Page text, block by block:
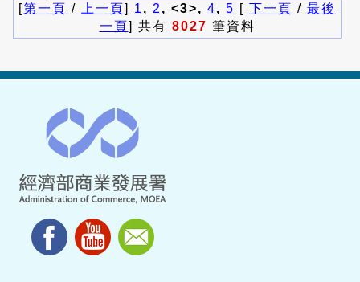
[第一頁 / 上一頁] 1 , 2 , <3>, 4, 5 [ 下一頁 / 最後
一頁] 共有 8027 筆資料